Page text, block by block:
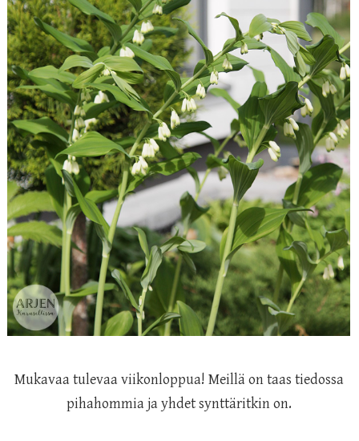
Mukavaa tulevaa viikonloppua! Meillä on taas tiedossa
pihahommia ja yhdet synttäritkin on.